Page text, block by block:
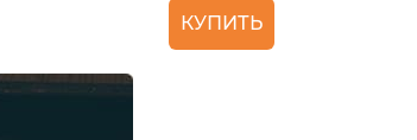
КУПИТЬ